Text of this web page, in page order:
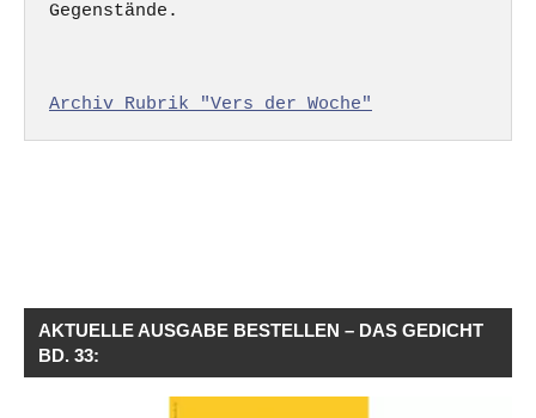
Gegenstände.
Archiv Rubrik "Vers der Woche"
AKTUELLE AUSGABE BESTELLEN – DAS GEDICHT
BD. 33: